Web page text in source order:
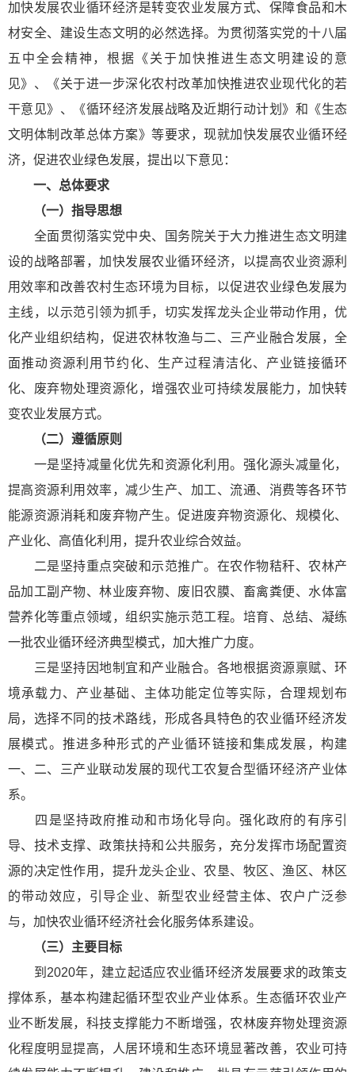
加快发展农业循环经济是转变农业发展方式、保障食品和木
材安全、建设生态文明的必然选择。为贯彻落实党的十八届
五中全会精神，根据 《关于加快推进生态文明建设的意
见》 、
《关于进一步深化农村改革加快推进农业现代化的若
干意见》 、 《循环经济发展战略及近期行动计划》 和 《生态
文明体制改革总体方案》等要求，现就加快发展农业循环经
济，促进农业绿色发展，提出以下意见：
一、总体要求
（一）指导思想
全面贯彻落实党中央、国务院关于大力推进生态文明建
设的战略部署，加快发展农业循环经济，以提高农业资源利
用效率和改善农村生态环境为目标，以促进农业绿色发展为
主线，以示范引领为抓手，切实发挥龙头企业带动作用，优
化产业组织结构，促进农林牧渔与二、三产业融合发展，全
面推动资源利用节约化、生产过程清洁化、产业链接循环
化、废弃物处理资源化，增强农业可持续发展能力，加快转
变农业发展方式。
（二）遵循原则
一是坚持减量化优先和资源化利用。强化源头减量化，
提高资源利用效率，减少生产、加工、流通、消费等各环节
能源资源消耗和废弃物产生。促进废弃物资源化、规模化、
产业化、高值化利用，提升农业综合效益。
二是坚持重点突破和示范推广。在农作物秸秆、农林产
品加工副产物、林业废弃物、废旧农膜、畜禽粪便、水体富
营养化等重点领域，组织实施示范工程。培育、总结、凝练
一批农业循环经济典型模式，加大推广力度。
三是坚持因地制宜和产业融合。各地根据资源禀赋、环
境承载力、产业基础、主体功能定位等实际，合理规划布
局，选择不同的技术路线，形成各具特色的农业循环经济发
展模式。推进多种形式的产业循环链接和集成发展，构建
一、二、三产业联动发展的现代工农复合型循环经济产业体
系。
四是坚持政府推动和市场化导向。强化政府的有序引
导、技术支撑、政策扶持和公共服务，充分发挥市场配置资
源的决定性作用，提升龙头企业、农垦、牧区、渔区、林区
的带动效应，引导企业、新型农业经营主体、农户广泛参
与，加快农业循环经济社会化服务体系建设。
（三）主要目标
到2020年，建立起适应农业循环经济发展要求的政策支
撑体系，基本构建起循环型农业产业体系。生态循环农业产
业不断发展，科技支撑能力不断增强，农林废弃物处理资源
化程度明显提高，人居环境和生态环境显著改善，农业可持